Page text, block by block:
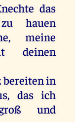
das
zu
hauen
,meine
deinen
bereitenin
, das ich
und